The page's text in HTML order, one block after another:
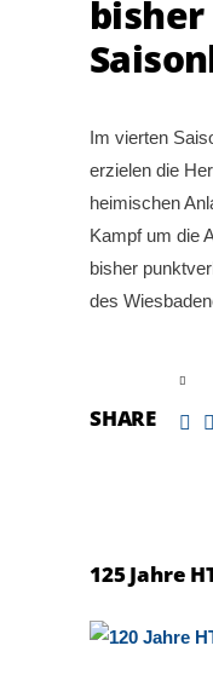
Im vierten
erzielen die
heimischen
Kampf um die
bisher
des
SHARE
125 Jahre